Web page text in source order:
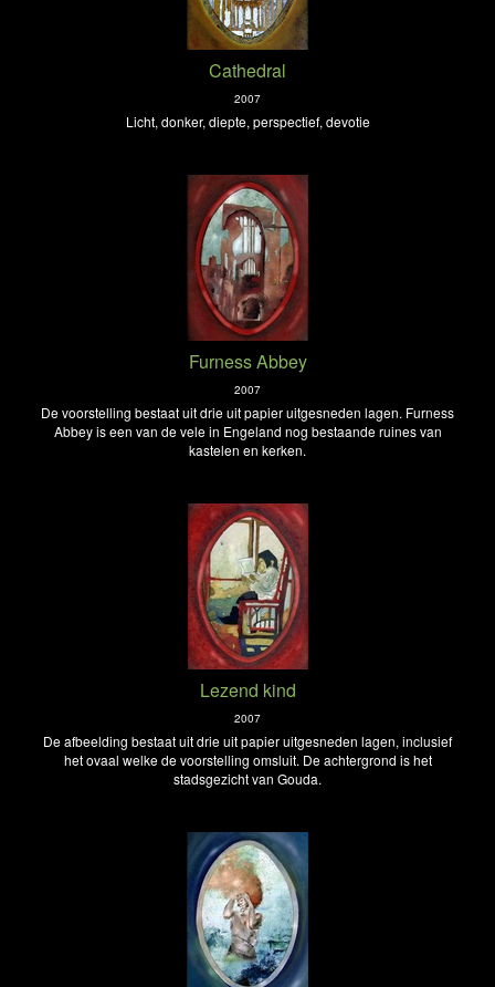
Cathedral
2007
Licht, donker, diepte, perspectief, devotie
Furness Abbey
2007
De voorstelling bestaat uit drie uit papier uitgesneden lagen. Furness
Abbey is een van de vele in Engeland nog bestaande ruines van
kastelen en kerken.
Lezend kind
2007
De afbeelding bestaat uit drie uit papier uitgesneden lagen, inclusief
het ovaal welke de voorstelling omsluit. De achtergrond is het
stadsgezicht van Gouda.